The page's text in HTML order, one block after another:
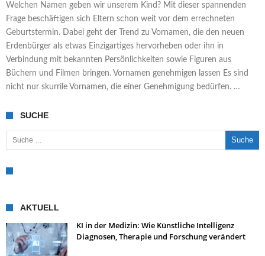
Welchen Namen geben wir unserem Kind? Mit dieser spannenden
Frage beschäftigen sich Eltern schon weit vor dem errechneten
Geburtstermin. Dabei geht der Trend zu Vornamen, die den neuen
Erdenbürger als etwas Einzigartiges hervorheben oder ihn in
Verbindung mit bekannten Persönlichkeiten sowie Figuren aus
Büchern und Filmen bringen. Vornamen genehmigen lassen Es sind
nicht nur skurrile Vornamen, die einer Genehmigung bedürfen. …
SUCHE
Suche nach:
AKTUELL
KI in der Medizin: Wie Künstliche Intelligenz
Diagnosen, Therapie und Forschung verändert